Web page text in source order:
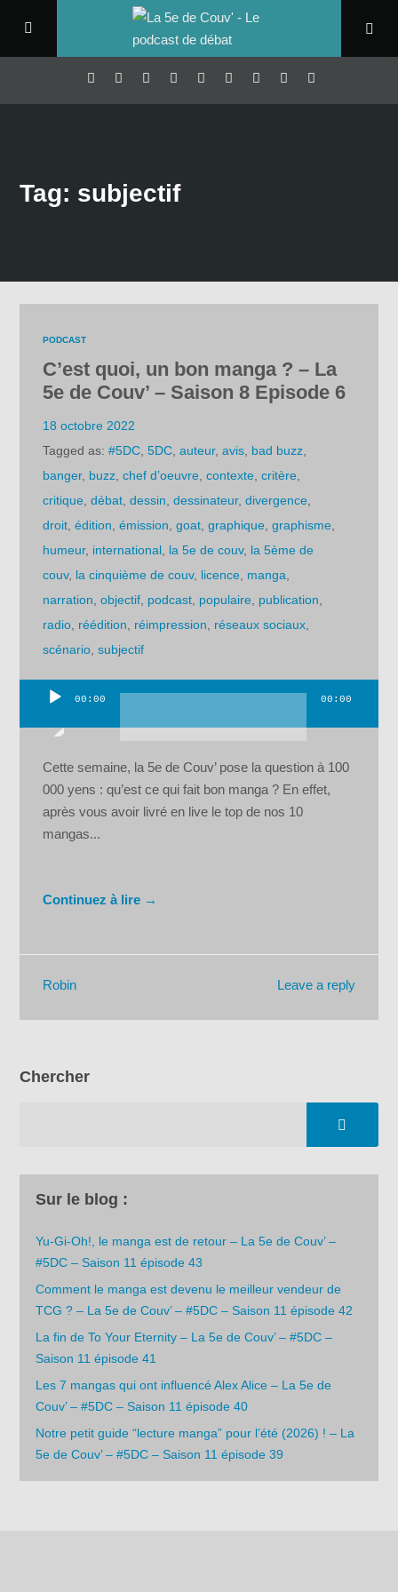
Tag: subjectif
PODCAST
C’est quoi, un bon manga ? – La
5e de Couv’ – Saison 8 Episode 6
18 octobre 2022
Tagged as:#5DC ,5DC ,auteur,avis bad buzz
banger, buzz ,chef d’oeuvre ,contexte ,critère
critique ,débat ,dessin ,dessinateur,divergence
droit ,édition ,émission ,goat ,graphique ,graphisme
humeur, international la 5e de couv, la 5ème de
couv, la cinquième de couv, licence manga
narration ,objectif podcast populaire publication
radio réédition réimpression réseaux sociaux
scénario ,subjectif
00:00 00:00
Cette semaine, la 5e de Couv’ pose la question à 100
000 yens : qu’est ce qui fait bon manga ? En effet,
après vous avoir livré en live le top de nos 10
mangas...
Continuez à lire →
Leave a reply
Robin
Chercher
Sur le blog :
Yu-Gi-Oh!, le manga est de retour – La 5e de Couv’ –
#5DC – Saison 11 épisode 43
Comment le manga est devenu le meilleur vendeur de
TCG ? – La 5e de Couv’ – #5DC – Saison 11 épisode 42
La fin de To Your Eternity – La 5e de Couv’ – #5DC –
Saison 11 épisode 41
Les 7 mangas qui ont influencé Alex Alice – La 5e de
Couv’ – #5DC – Saison 11 épisode 40
Notre petit guide “lecture manga” pour l’été (2026) ! – La
5e de Couv’ – #5DC – Saison 11 épisode 39